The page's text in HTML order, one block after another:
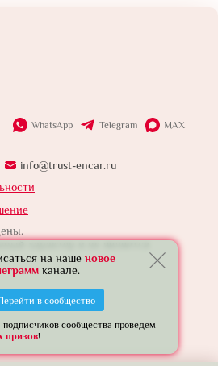
характер и не является
WhatsApp Telegram MAX
info@trust-encar.ru
на наше новое
канале.
в сообщество
сообщества проведем
призов!